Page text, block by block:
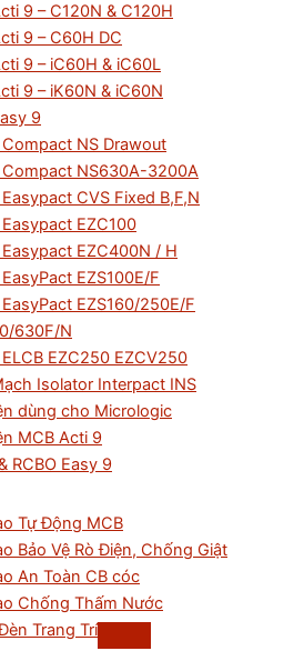
9 – C120N & C120H
9 – C60H DC
9 – iC60H & iC60L
9 – iK60N & iC60N
9
NS Drawout
Compact NS630A-3200A
CVS Fixed B,F,N
EZC100
EZC400N / H
EZS100E/F
EZS160/250E/F
630F/N
EZC250 EZCV250
Isolator Interpact INS
dùng cho Micrologic
MCB Acti 9
RCBO Easy 9
Tự Động MCB
Bảo Vệ Rò Điện, Chống Giật
An Toàn CB cóc
Chống Thấm Nước
Trang Trí